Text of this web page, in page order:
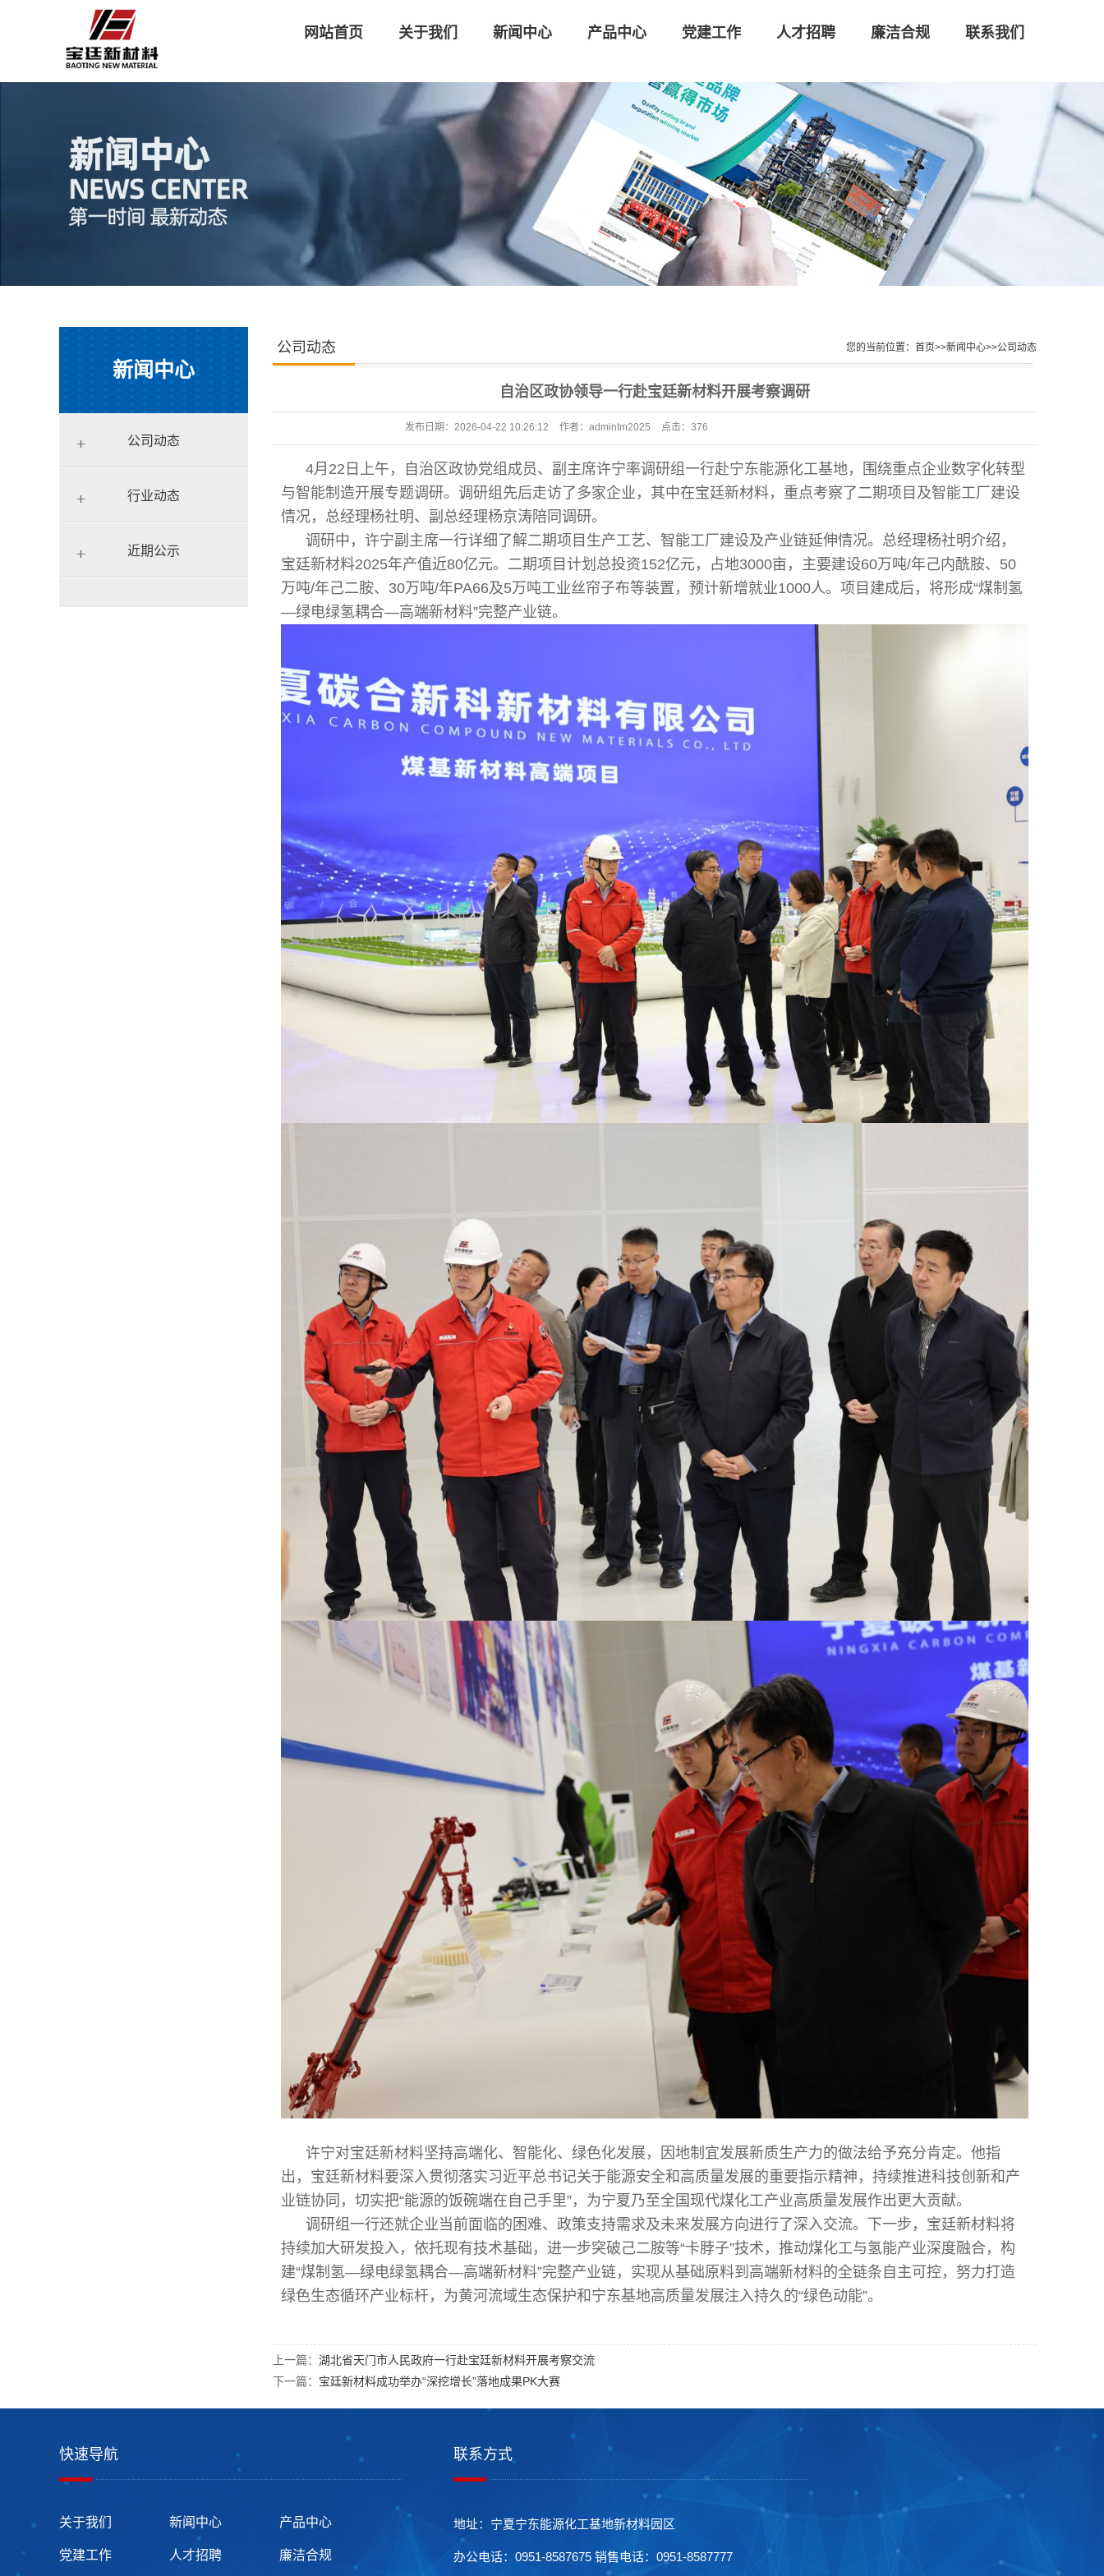
网站首页 关于我们 新闻中心 产品中心 党建工作 人才招聘 廉洁合规 联系我们
新闻中心
公司动态
行业动态
近期公示
公司动态 您的当前位置： 首页>>新闻中心>>公司动态
自治区政协领导一行赴宝廷新材料开展考察调研
发布日期： 2026-04-22 10:26:12 作者： admintm2025 点击： 376
4月22日上午，自治区政协党组成员、副主席许宁率调研组一行赴宁东能源化工基地，围绕重点企业数字化转型
与智能制造开展专题调研。调研组先后走访了多家企业，其中在宝廷新材料，重点考察了二期项目及智能工厂建设
情况，总经理杨社明、副总经理杨京涛陪同调研。
调研中，许宁副主席一行详细了解二期项目生产工艺、智能工厂建设及产业链延伸情况。总经理杨社明介绍，
宝廷新材料2025年产值近80亿元。二期项目计划总投资152亿元，占地3000亩，主要建设60万吨/年己内酰胺、50
万吨/年己二胺、30万吨/年PA66及5万吨工业丝帘子布等装置，预计新增就业1000人。项目建成后，将形成“煤制氢
—绿电绿氢耦合—高端新材料”完整产业链。
许宁对宝廷新材料坚持高端化、智能化、绿色化发展，因地制宜发展新质生产力的做法给予充分肯定。他指
出，宝廷新材料要深入贯彻落实习近平总书记关于能源安全和高质量发展的重要指示精神，持续推进科技创新和产
业链协同，切实把“能源的饭碗端在自己手里”，为宁夏乃至全国现代煤化工产业高质量发展作出更大贡献。
调研组一行还就企业当前面临的困难、政策支持需求及未来发展方向进行了深入交流。下一步，宝廷新材料将
持续加大研发投入，依托现有技术基础，进一步突破己二胺等“卡脖子”技术，推动煤化工与氢能产业深度融合，构
建“煤制氢—绿电绿氢耦合—高端新材料”完整产业链，实现从基础原料到高端新材料的全链条自主可控，努力打造
绿色生态循环产业标杆，为黄河流域生态保护和宁东基地高质量发展注入持久的“绿色动能”。
上一篇： 湖北省天门市人民政府一行赴宝廷新材料开展考察交流
下一篇： 宝廷新材料成功举办“深挖增长”落地成果PK大赛
快速导航
关于我们 新闻中心 产品中心
党建工作 人才招聘 廉洁合规
联系方式
地址：宁夏宁东能源化工基地新材料园区
办公电话：0951-8587675 销售电话：0951-8587777